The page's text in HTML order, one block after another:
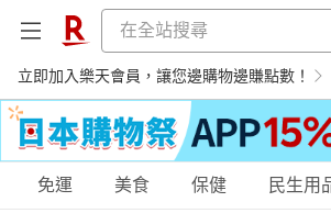
立即加入樂天會員，讓您邊購物邊賺點數！
購物網分類
免運 美食 保健 民生用